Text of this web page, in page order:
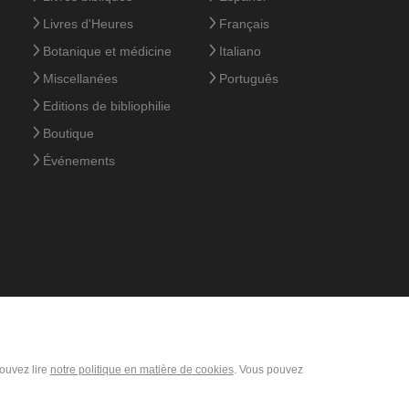
Livres d'Heures
Botanique et médicine
Miscellanées
Editions de bibliophilie
Boutique
Événements
Français
Italiano
Português
lire notre politique en matière de cookies. Vous pouvez